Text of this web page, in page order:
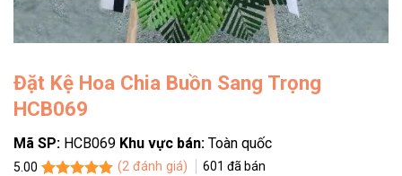
Đặt Kệ Hoa Chia Buồn Sang Trọng
HCB069
Mã SP: HCB069 Khu vực bán: Toàn quốc
5.00
(2đánh giá) 601 đã bán